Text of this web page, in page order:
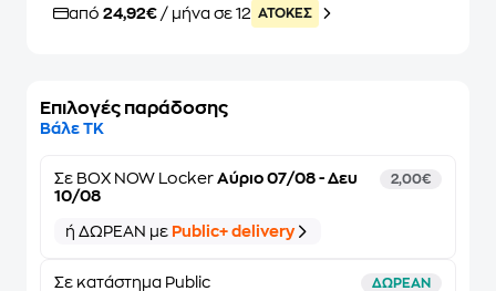
από 24,92€ / μήνα σε 12 ATOKEΣ
Επιλογές παράδοσης
Βάλε ΤΚ
Σε BOX NOW Locker Αύριο 07/08 - Δευ
10/08
2,00€
ή ΔΩΡΕΑΝ με Public+ delivery
Σε κατάστημα Public ΔΩΡΕΑΝ